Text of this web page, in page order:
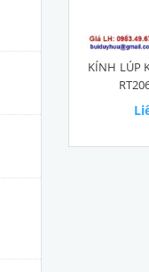
KÍNH LÚP